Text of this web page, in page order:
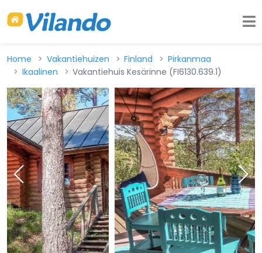
Home Vakantiehuizen Finland
Pirkanmaa
Ikaalinen
Vakantiehuis Kesärinne (FI6130.639.1)